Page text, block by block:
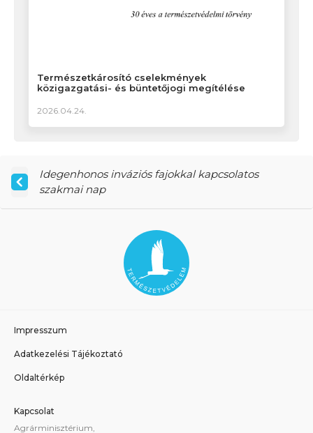
Természetkárosító cselekmények
közigazgatási- és büntetőjogi megítélése
2026.04.24.
Idegenhonos inváziós fajokkal kapcsolatos
szakmai nap
Impresszum
Adatkezelési Tájékoztató
Oldaltérkép
Kapcsolat
Agrárminisztérium,